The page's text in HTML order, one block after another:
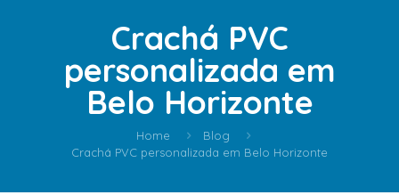
Crachá PVC
personalizada em
Belo Horizonte
Home
Blog
Crachá PVC personalizada em Belo Horizonte